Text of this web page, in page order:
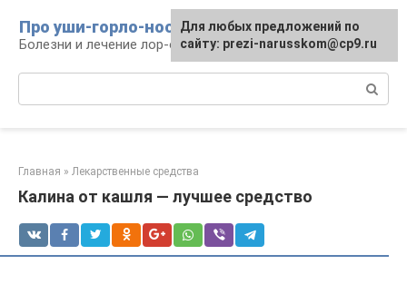
контенту
Про уши-горло-нос
Болезни и лечение лор-органов
Главная » Лекарственные средства
Калина от кашля — лучшее средство
Для любых предложений по
сайту: prezi-narusskom@cp9.ru